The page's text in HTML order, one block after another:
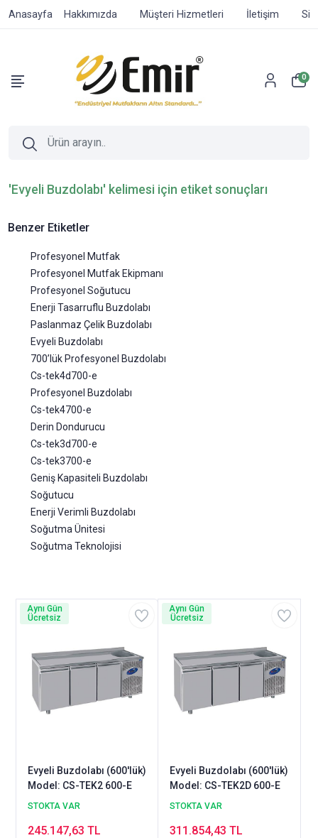
Anasayfa Hakkımızda Müşteri Hizmetleri İletişim
0
'Evyeli Buzdolabı' kelimesi için etiket sonuçları
Benzer Etiketler
Profesyonel Mutfak
Profesyonel Mutfak Ekipmanı
Profesyonel Soğutucu
Enerji Tasarruflu Buzdolabı
Paslanmaz Çelik Buzdolabı
Evyeli Buzdolabı
700’lük Profesyonel Buzdolabı
Cs-tek4d700-e
Profesyonel Buzdolabı
Cs-tek4700-e
Derin Dondurucu
Cs-tek3d700-e
Cs-tek3700-e
Geniş Kapasiteli Buzdolabı
Soğutucu
Enerji Verimli Buzdolabı
Soğutma Ünitesi
Soğutma Teknolojisi
Evyeli Buzdolabı (600'lük)
Model: CS-TEK2 600-E
STOKTA VAR
245.147,63 TL
Aynı Gün
Ücretsiz
Evyeli Buzdolabı (600'lük)
Model: CS-TEK2D 600-E
STOKTA VAR
311.854,43 TL
Aynı Gün
Ücretsiz